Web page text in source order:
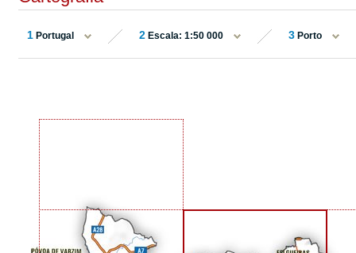
1 Portugal 2 Escala: 1:50 000 3 Porto